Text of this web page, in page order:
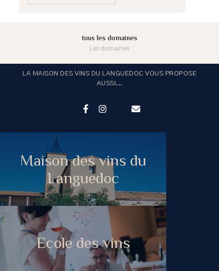
tous les domaines
Les domaines
LA MAISON DES VINS DU LANGUEDOC VOUS PROPOSE
AUSSI...
Maison des vins du
Languedoc
Ecole des vins